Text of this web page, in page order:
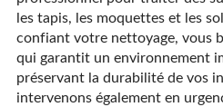
les tapis, les moquettes et les
confiant votre nettoyage, vous
qui garantit un environnement
préservant la durabilité de vos
intervenons également en